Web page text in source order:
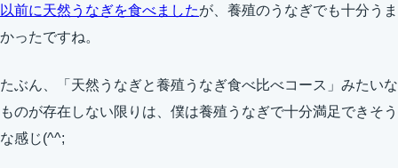
以前に天然うなぎを食べましたが、養殖のうなぎでも十分うま
かったですね。
たぶん、「天然うなぎと養殖うなぎ食べ比べコース」みたいな
ものが存在しない限りは、僕は養殖うなぎで十分満足できそう
な感じ(^^;